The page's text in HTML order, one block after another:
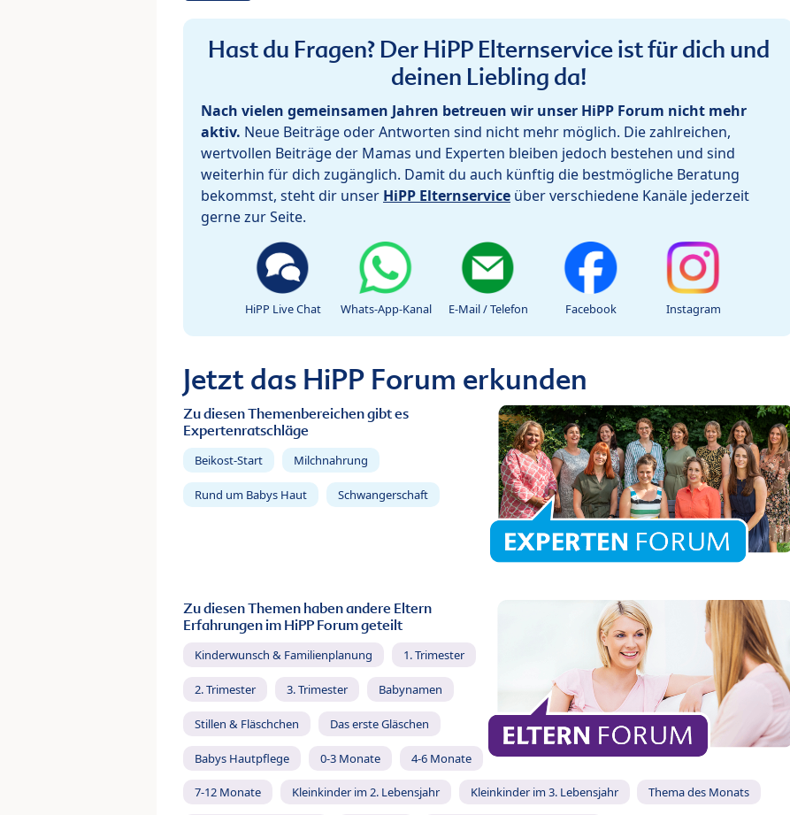
Hast du Fragen? Der HiPP Elternservice ist für dich und
deinen Liebling da!
Nach vielen gemeinsamen Jahren betreuen wir unser HiPP Forum nicht mehr
aktiv. Neue Beiträge oder Antworten sind nicht mehr möglich. Die zahlreichen,
wertvollen Beiträge der Mamas und Experten bleiben jedoch bestehen und sind
weiterhin für dich zugänglich. Damit du auch künftig die bestmögliche Beratung
bekommst, steht dir unser HiPP Elternservice über verschiedene Kanäle jederzeit
gerne zur Seite.
HiPP Live Chat Whats-App-Kanal E-Mail / Telefon Facebook Instagram
Jetzt das HiPP Forum erkunden
Zu diesen Themenbereichen gibt es
Expertenratschläge
Beikost-Start Milchnahrung
Rund um Babys Haut Schwangerschaft
Zu diesen Themen haben andere Eltern
Erfahrungen im HiPP Forum geteilt
Kinderwunsch & Familienplanung 1. Trimester
2. Trimester 3. Trimester Babynamen
Stillen & Fläschchen Das erste Gläschen
Babys Hautpflege 0-3 Monate 4-6 Monate
7-12 Monate Kleinkinder im 2. Lebensjahr Kleinkinder im 3. Lebensjahr Thema des Monats